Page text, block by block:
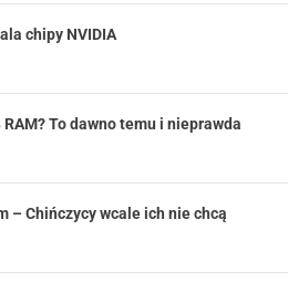
chipy NVIDIA
To dawno temu i nieprawda
– Chińczycy wcale ich nie chcą